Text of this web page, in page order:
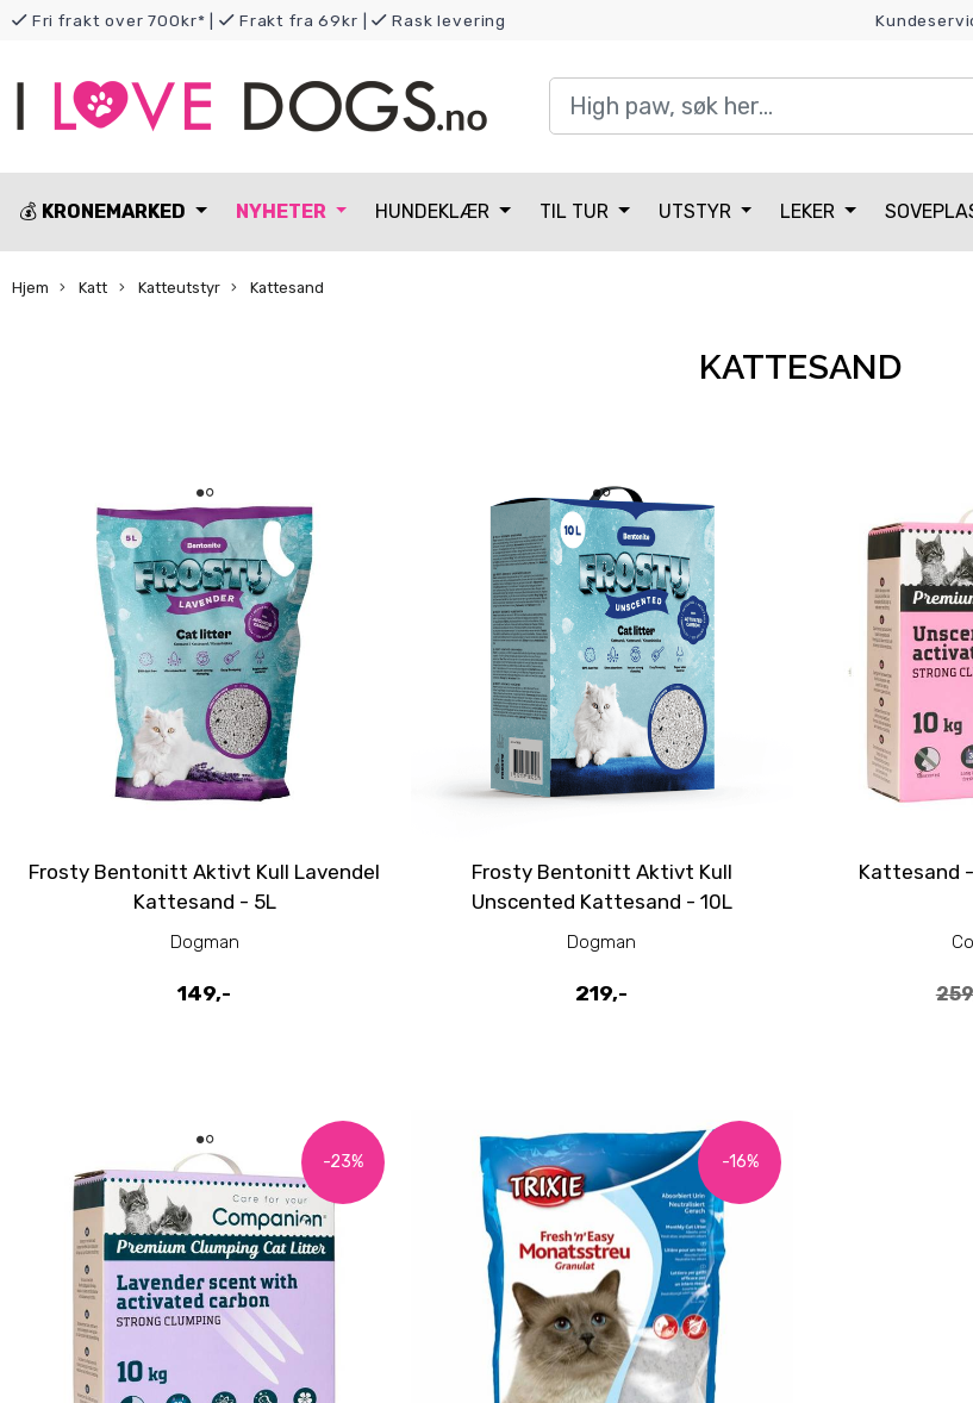
Fri frakt over 700kr* | Frakt fra 69kr | Rask levering
💰 KRONEMARKED NYHETER HUNDEKLÆR TIL TUR UTSTYR LEKER
Hjem Katt Katteutstyr Kattesand
KATTESAND
Frosty Bentonitt Aktivt Kull Lavendel
Kattesand - 5L
Dogman
149,-
Frosty Bentonitt Aktivt Kull
Unscented Kattesand - 10L
Dogman
219,-
Kattesand
-23% -16%